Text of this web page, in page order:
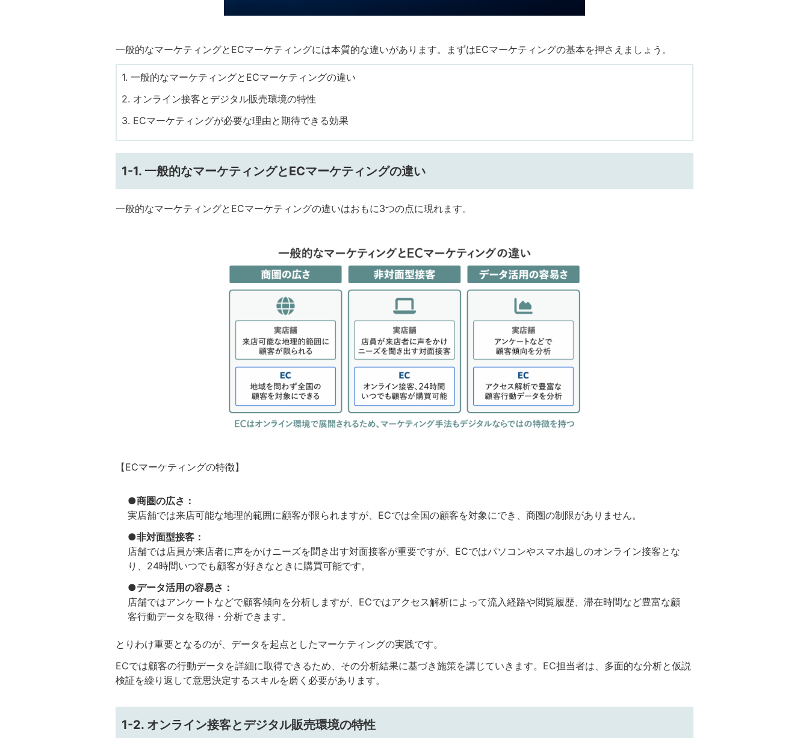
一般的なマーケティングとECマーケティングには本質的な違いがあります。まずはECマーケティングの基本を押さえましょう。
1. 一般的なマーケティングとECマーケティングの違い
2. オンライン接客とデジタル販売環境の特性
3. ECマーケティングが必要な理由と期待できる効果
1-1. 一般的なマーケティングとECマーケティングの違い
一般的なマーケティングとECマーケティングの違いはおもに3つの点に現れます。
【ECマーケティングの特徴】
●商圏の広さ：
実店舗では来店可能な地理的範囲に顧客が限られますが、ECでは全国の顧客を対象にでき、商圏の制限がありません。
●非対面型接客：
店舗では店員が来店者に声をかけニーズを聞き出す対面接客が重要ですが、ECではパソコンやスマホ越しのオンライン接客とな
り、24時間いつでも顧客が好きなときに購買可能です。
●データ活用の容易さ：
店舗ではアンケートなどで顧客傾向を分析しますが、ECではアクセス解析によって流入経路や閲覧履歴、滞在時間など豊富な顧
客行動データを取得・分析できます。
とりわけ重要となるのが、データを起点としたマーケティングの実践です。
ECでは顧客の行動データを詳細に取得できるため、その分析結果に基づき施策を講じていきます。EC担当者は、多面的な分析と仮説
検証を繰り返して意思決定するスキルを磨く必要があります。
1-2. オンライン接客とデジタル販売環境の特性